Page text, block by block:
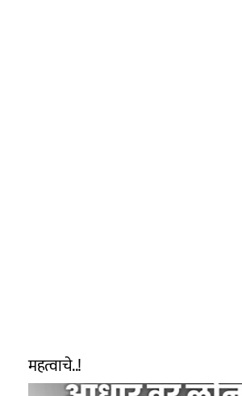
महत्वाचे..!